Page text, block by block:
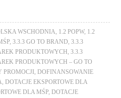
WSCHODNIA 1.2 POPW, 1.2
,3.3.3 GO TO BRAND ,3.3.3
PRODUKTOWYCH ,3.3.3
PRODUKTOWYCH – GO TO
,DOFINANSOWANIE
,DOTACJE EKSPORTOWE DLA
DLA MŚP ,DOTACJE